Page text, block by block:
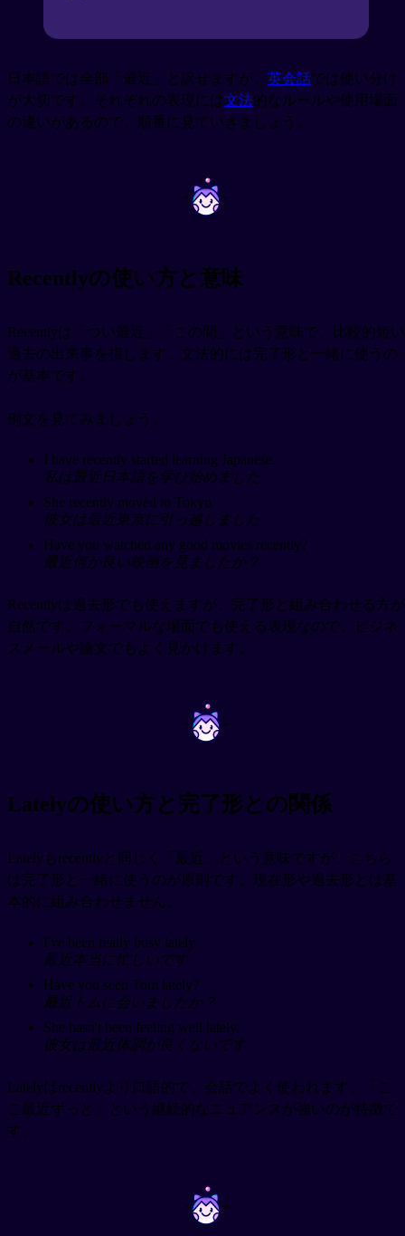
日本語では全部「最近」と訳せますが、 英会話では使い分け
が大切です。それぞれの表現には文法的なルールや使用場面
の違いがあるので、順番に見ていきましょう。
~ ~
Recentlyの使い方と意味
Recentlyは「つい最近」「この間」という意味で、比較的短い
過去の出来事を指します。文法的には完了形と一緒に使うの
が基本です。
例文を見てみましょう。
I have recently started learning Japanese.
私は最近日本語を学び始めました
She recently moved to Tokyo.
彼女は最近東京に引っ越しました
Have you watched any good movies recently?
最近何か良い映画を見ましたか？
Recentlyは過去形でも使えますが、完了形と組み合わせる方が
自然です。フォーマルな場面でも使える表現なので、ビジネ
スメールや論文でもよく見かけます。
~ ~
Latelyの使い方と完了形との関係
Latelyもrecentlyと同じく「最近」という意味ですが、こちら
は完了形と一緒に使うのが原則です。現在形や過去形とは基
本的に組み合わせません。
I've been really busy lately.
最近本当に忙しいです
Have you seen Tom lately?
最近トムに会いましたか？
She hasn't been feeling well lately.
彼女は最近体調が良くないです
Latelyはrecentlyより口語的で、会話でよく使われます。「こ
こ最近ずっと」という継続的なニュアンスが強いのが特徴で
す。
~ ~